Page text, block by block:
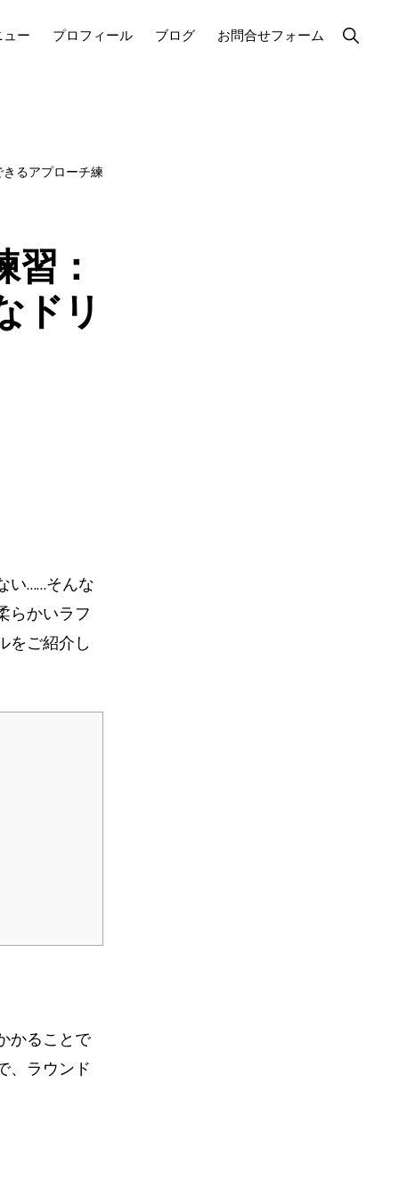
ュー プロフィール ブログ お問合せフォーム Show
Search
るアプローチ練
：
ドリ
い……そんな
らかいラフ
をご紹介し
かることで
、ラウンド